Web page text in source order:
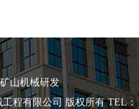
山机械研发
工程有限公司 版权所有 TEL：